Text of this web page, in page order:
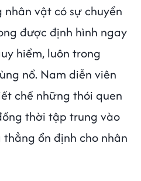
vật có sự chuyển
được định hình ngay
hiểm, luôn trong
nổ. Nam diễn viên
chế những thói quen
thời tập trung vào
ổn định cho nhân